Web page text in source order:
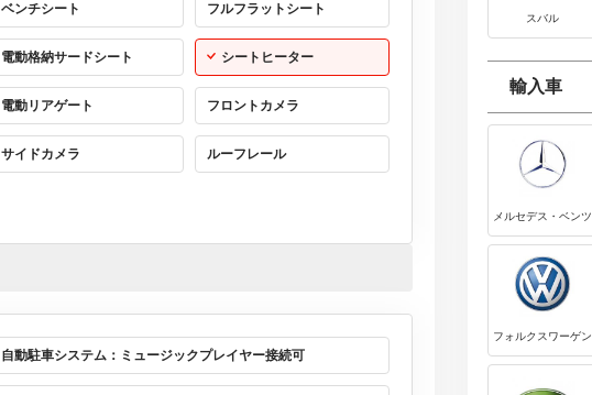
ベンチシート フルフラットシート
電動格納サードシート シートヒーター
電動リアゲート フロントカメラ
サイドカメラ ルーフレール
自動駐車システム：ミュージックプレイヤー接続可
スバル
輸入車
メルセデス・ベンツ
フォルクスワーゲン